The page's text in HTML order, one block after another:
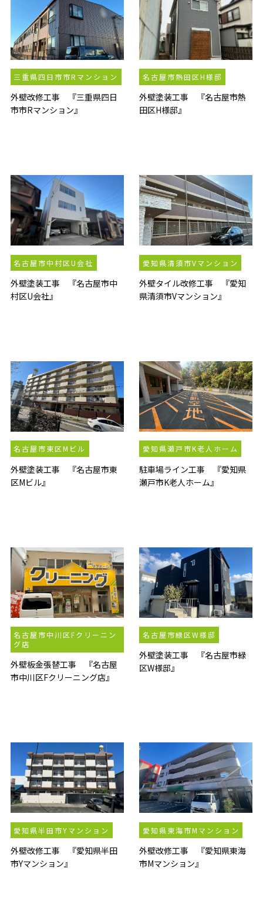
三重県四日市市Rマンション
外壁改修工事 『三重県四日
市市Rマンション』
名古屋市熱田区H様邸
外壁塗装工事 『名古屋市熱
田区H様邸』
名古屋市中村区U会社
外壁塗装工事 『名古屋市中
村区U会社』
愛知県清須市Vマンション
外壁タイル改修工事 『愛知
県清須市Vマンション』
名古屋市東区Mビル
外壁塗装工事 『名古屋市東
区Mビル』
愛知県瀬戸市K老人ホーム
駐車場ライン工事 『愛知県
瀬戸市K老人ホーム』
名古屋市中川区Fクリーニン
グ店
外壁板金張替工事 『名古屋
市中川区Fクリーニング店』
名古屋市緑区W様邸
外壁塗装工事 『名古屋市緑
区W様邸』
愛知県半田市Yマンション
外壁改修工事 『愛知県半田
市Yマンション』
愛知県東海市Mマンション
外壁改修工事 『愛知県東海
市Mマンション』